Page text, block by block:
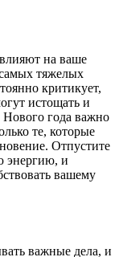
на ваше
тяжелых
критикует,
истощать и
года важно
те, которые
Отпустите
энергию, и
вашему
важные дела, и